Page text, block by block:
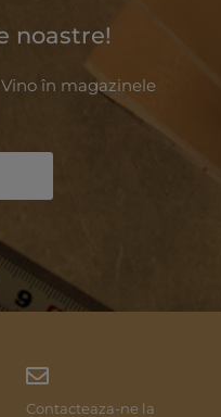
noastre!
în magazinele
Contacteaza-ne la